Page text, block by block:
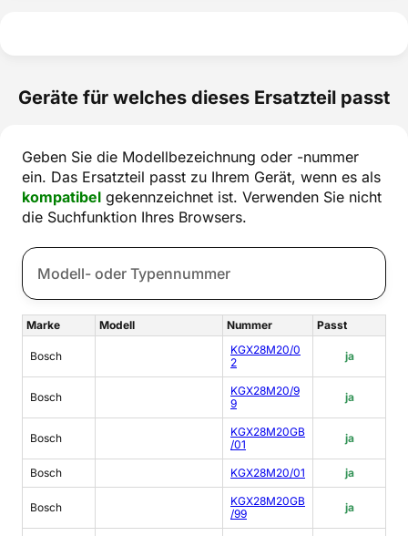
Geräte für welches dieses Ersatzteil passt
Geben Sie die Modellbezeichnung oder -nummer
ein. Das Ersatzteil passt zu Ihrem Gerät, wenn es als
kompatibel gekennzeichnet ist. Verwenden Sie nicht
die Suchfunktion Ihres Browsers.
Marke Modell Nummer Passt
Bosch
KGX28M20/0
2
ja
Bosch
KGX28M20/9
9
ja
Bosch
KGX28M20GB
/01
ja
Bosch KGX28M20/01 ja
Bosch
KGX28M20GB
/99
ja